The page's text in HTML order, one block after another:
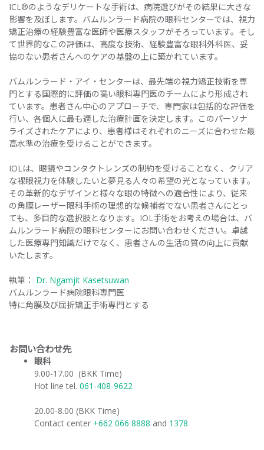
ICL®のようなデリケートな手術は、病院選びがその結果に大きな
影響を及ぼします。バムルンラード病院の眼科センターでは、視力
矯正治療の経験豊富な医師や医療スタッフがそろっています。そし
て世界的なこの評価は、高度な技術、経験豊富な眼科外科医、妥
協のない患者さんへのケアの基盤の上に築かれています。
バムルンラード・アイ・センターは、最先端の視力矯正技術を専
門とする国際的に評価の高い眼科専門医のチームにより形成され
ています。患者さん中心のアプローチで、専門家は包括的な評価を
行い、各個人に最も適した治療計画を決定します。このパーソナ
ライズされたケアにより、患者様はそれぞれのニーズに合わせた最
高水準の治療を受けることができます。
IOLは、眼鏡やコンタクトレンズの制約を受けることなく、クリア
な裸眼視力を体験したいと夢見る人々の希望の光となっています。
その革新的なデザインと様々な眼の特徴への適合性により、従来
の角膜レーザー眼科手術の理想的な候補者でない患者さんにとっ
ても、多目的な選択肢となります。IOL手術をお考えの場合は、バ
ムルンラード病院の眼科センターにお問い合わせください。卓越
した医療専門知識だけでなく、患者さんの生活の質の向上に貢献
いたします。
執筆： Dr. Ngamjit Kasetsuwan
バムルンラード病院眼科専門医
特に角膜及び屈折矯正手術専門とする
お問い合わせ先
眼科
9.00-17.00 (BKK Time)
Hot line tel. 061-408-9622
20.00-8.00 (BKK Time)
Contact center +662 066 8888 and 1378